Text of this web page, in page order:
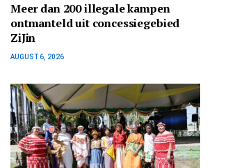
Meer dan 200 illegale kampen
ontmanteld uit concessiegebied
ZiJin
AUGUST 6, 2026